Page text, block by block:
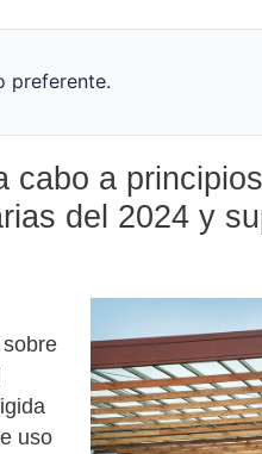
preferente.
cabo a
del 2024 y
uso